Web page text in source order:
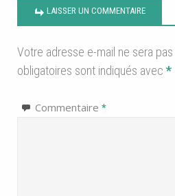
LAISSER UN COMMENTAIRE
Votre adresse e-mail ne sera pas
obligatoires sont indiqués avec *
Commentaire *